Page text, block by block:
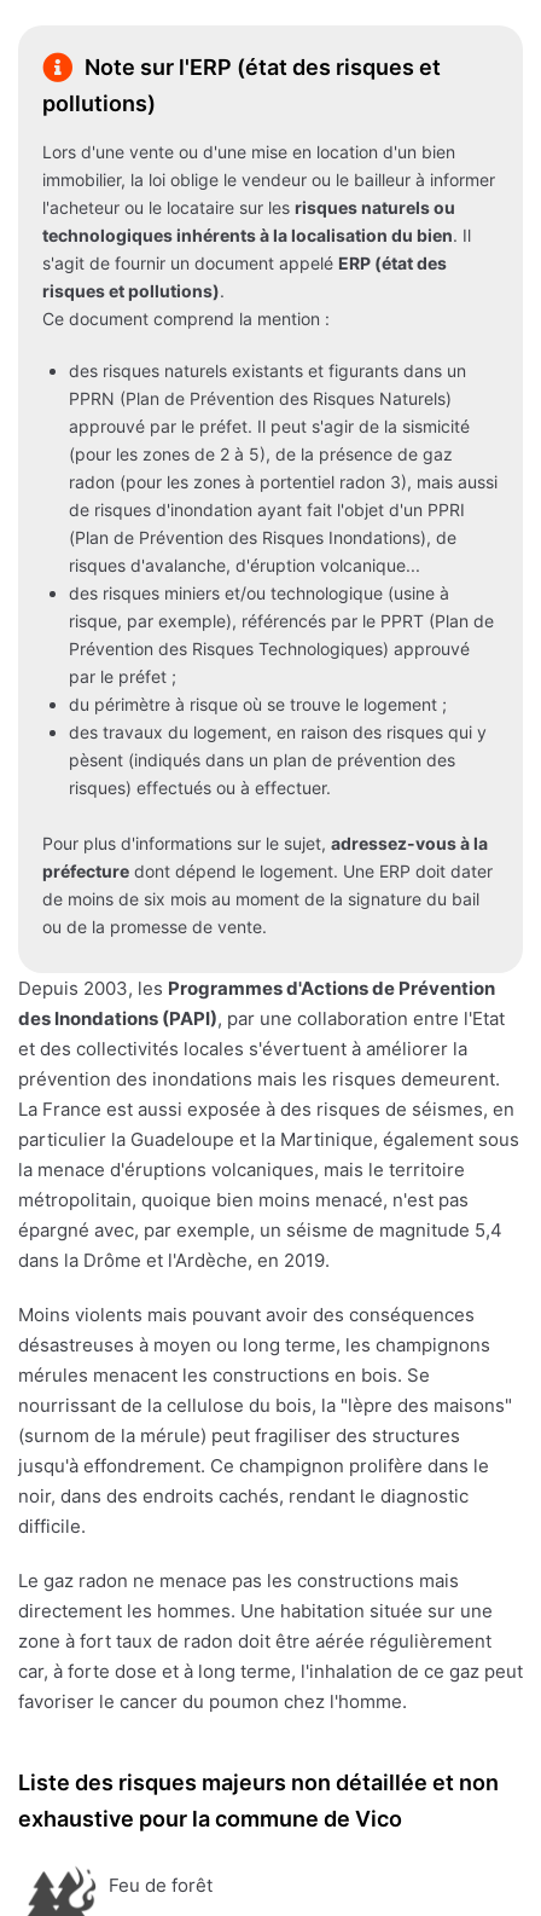
Note sur l'ERP (état des risques et
pollutions)
Lors d'une vente ou d'une mise en location d'un bien
immobilier, la loi oblige le vendeur ou le bailleur à informer
l'acheteur ou le locataire sur les risques naturels ou
technologiques inhérents à la localisation du bien. Il
s'agit de fournir un document appelé ERP (état des
risques et pollutions).
Ce document comprend la mention :
des risques naturels existants et figurants dans un
PPRN (Plan de Prévention des Risques Naturels)
approuvé par le préfet. Il peut s'agir de la sismicité
(pour les zones de 2 à 5), de la présence de gaz
radon (pour les zones à portentiel radon 3), mais aussi
de risques d'inondation ayant fait l'objet d'un PPRI
(Plan de Prévention des Risques Inondations), de
risques d'avalanche, d'éruption volcanique...
des risques miniers et/ou technologique (usine à
risque, par exemple), référencés par le PPRT (Plan de
Prévention des Risques Technologiques) approuvé
par le préfet ;
du périmètre à risque où se trouve le logement ;
des travaux du logement, en raison des risques qui y
pèsent (indiqués dans un plan de prévention des
risques) effectués ou à effectuer.
Pour plus d'informations sur le sujet, adressez-vous à la
préfecture dont dépend le logement. Une ERP doit dater
de moins de six mois au moment de la signature du bail
ou de la promesse de vente.
Depuis 2003, les Programmes d'Actions de Prévention
des Inondations (PAPI), par une collaboration entre l'Etat
et des collectivités locales s'évertuent à améliorer la
prévention des inondations mais les risques demeurent.
La France est aussi exposée à des risques de séismes, en
particulier la Guadeloupe et la Martinique, également sous
la menace d'éruptions volcaniques, mais le territoire
métropolitain, quoique bien moins menacé, n'est pas
épargné avec, par exemple, un séisme de magnitude 5,4
dans la Drôme et l'Ardèche, en 2019.
Moins violents mais pouvant avoir des conséquences
désastreuses à moyen ou long terme, les champignons
mérules menacent les constructions en bois. Se
nourrissant de la cellulose du bois, la "lèpre des maisons"
(surnom de la mérule) peut fragiliser des structures
jusqu'à effondrement. Ce champignon prolifère dans le
noir, dans des endroits cachés, rendant le diagnostic
difficile.
Le gaz radon ne menace pas les constructions mais
directement les hommes. Une habitation située sur une
zone à fort taux de radon doit être aérée régulièrement
car, à forte dose et à long terme, l'inhalation de ce gaz peut
favoriser le cancer du poumon chez l'homme.
Liste des risques majeurs non détaillée et non
exhaustive pour la commune de Vico
Feu de forêt